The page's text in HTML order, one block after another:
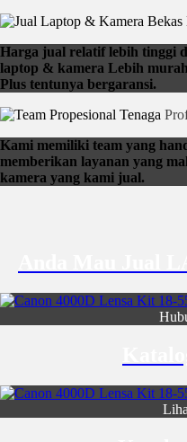
Harga jual relatif lebih tinggi
laptop & kamera Lebih
Plus tentunya bergaransi.
Tenaga
Kami memiliki team yang
memberikan layanan yang
kamera yang kami jual.